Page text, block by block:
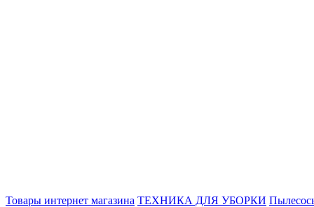
Товары интернет магазина ТЕХНИКА ДЛЯ УБОРКИ